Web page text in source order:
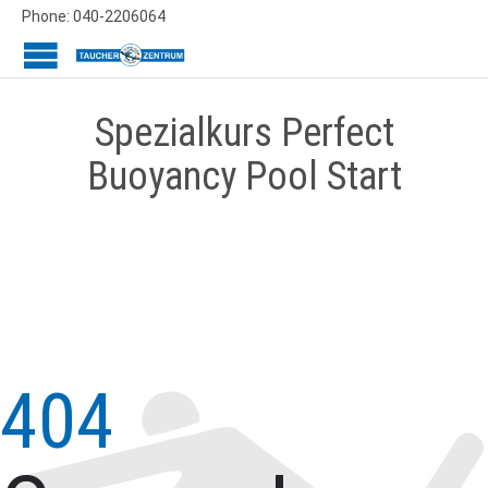
Phone: 040-2206064
Spezialkurs Perfect
Buoyancy Pool Start
404